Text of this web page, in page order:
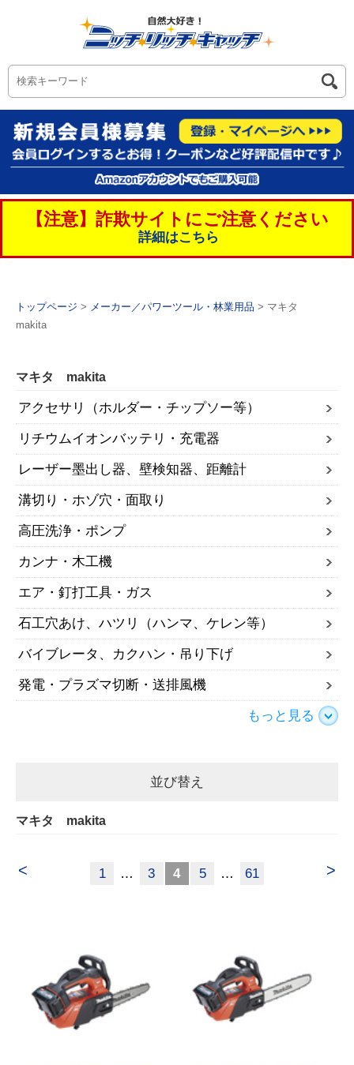
【注意】詐欺サイトにご注意ください
詳細はこちら
トップページ > メーカー／パワーツール・林業用品 > マキタ
makita
マキタ makita
アクセサリ（ホルダー・チップソー等）
リチウムイオンバッテリ・充電器
レーザー墨出し器、壁検知器、距離計
溝切り・ホゾ穴・面取り
高圧洗浄・ポンプ
カンナ・木工機
エア・釘打工具・ガス
石工穴あけ、ハツリ（ハンマ、ケレン等）
バイブレータ、カクハン・吊り下げ
発電・プラズマ切断・送排風機
もっと見る
並び替え
マキタ makita
< >
1 … 3 4 5 … 61